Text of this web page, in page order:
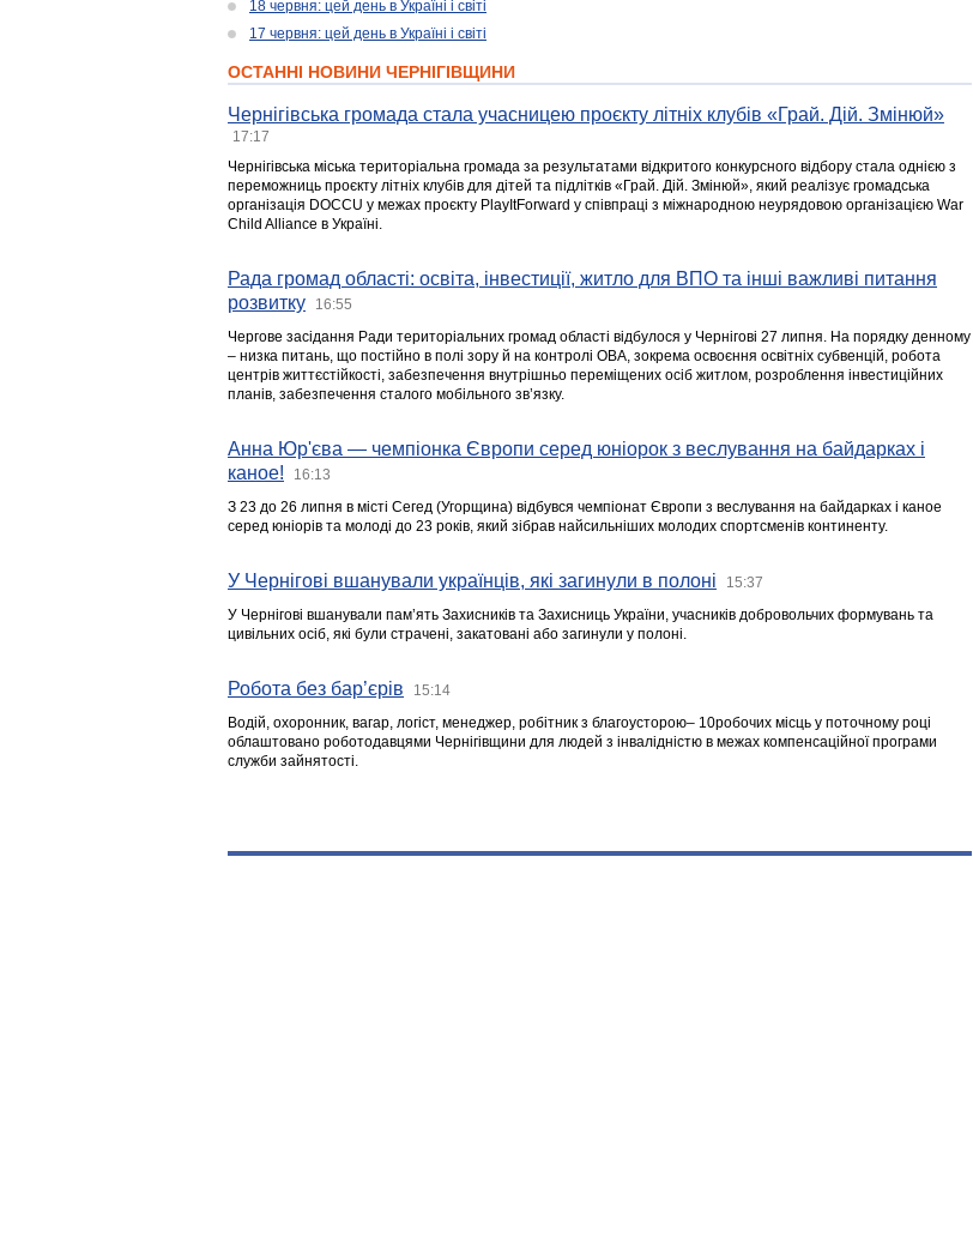
18 червня: цей день в Україні і світі
17 червня: цей день в Україні і світі
ОСТАННІ НОВИНИ ЧЕРНІГІВЩИНИ
Чернігівська громада стала учасницею проєкту літніх клубів «Грай. Дій. Змінюй»
17:17
Чернігівська міська територіальна громада за результатами відкритого конкурсного відбору стала однією з
переможниць проєкту літніх клубів для дітей та підлітків «Грай. Дій. Змінюй», який реалізує громадська
організація DOCCU у межах проєкту PlayItForward у співпраці з міжнародною неурядовою організацією War
Child Alliance в Україні.
Рада громад області: освіта, інвестиції, житло для ВПО та інші важливі питання
розвитку
16:55
Чергове засідання Ради територіальних громад області відбулося у Чернігові 27 липня. На порядку денному
– низка питань, що постійно в полі зору й на контролі ОВА, зокрема освоєння освітніх субвенцій, робота
центрів життєстійкості, забезпечення внутрішньо переміщених осіб житлом, розроблення інвестиційних
планів, забезпечення сталого мобільного зв’язку.
Анна Юр'єва — чемпіонка Європи серед юніорок з веслування на байдарках і
каное!
16:13
З 23 до 26 липня в місті Сегед (Угорщина) відбувся чемпіонат Європи з веслування на байдарках і каное
серед юніорів та молоді до 23 років, який зібрав найсильніших молодих спортсменів континенту.
У Чернігові вшанували українців, які загинули в полоні 15:37
У Чернігові вшанували пам’ять Захисників та Захисниць України, учасників добровольчих формувань та
цивільних осіб, які були страчені, закатовані або загинули у полоні.
Робота без бар’єрів 15:14
Водій, охоронник, вагар, логіст, менеджер, робітник з благоусторою– 10робочих місць у поточному році
облаштовано роботодавцями Чернігівщини для людей з інвалідністю в межах компенсаційної програми
служби зайнятості.